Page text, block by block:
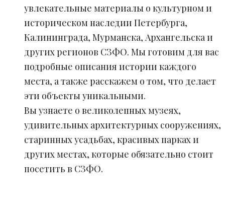
увлекательные материалы о культурном и
историческом наследии Петербурга,
Калининграда, Мурманска, Архангельска и
других регионов СЗФО. Мы готовим для вас
подробные описания истории каждого
места, а также расскажем о том, что делает
эти объекты уникальными.
Вы узнаете о великолепных музеях,
удивительных архитектурных сооружениях,
старинных усадьбах, красивых парках и
других местах, которые обязательно стоит
посетить в СЗФО.